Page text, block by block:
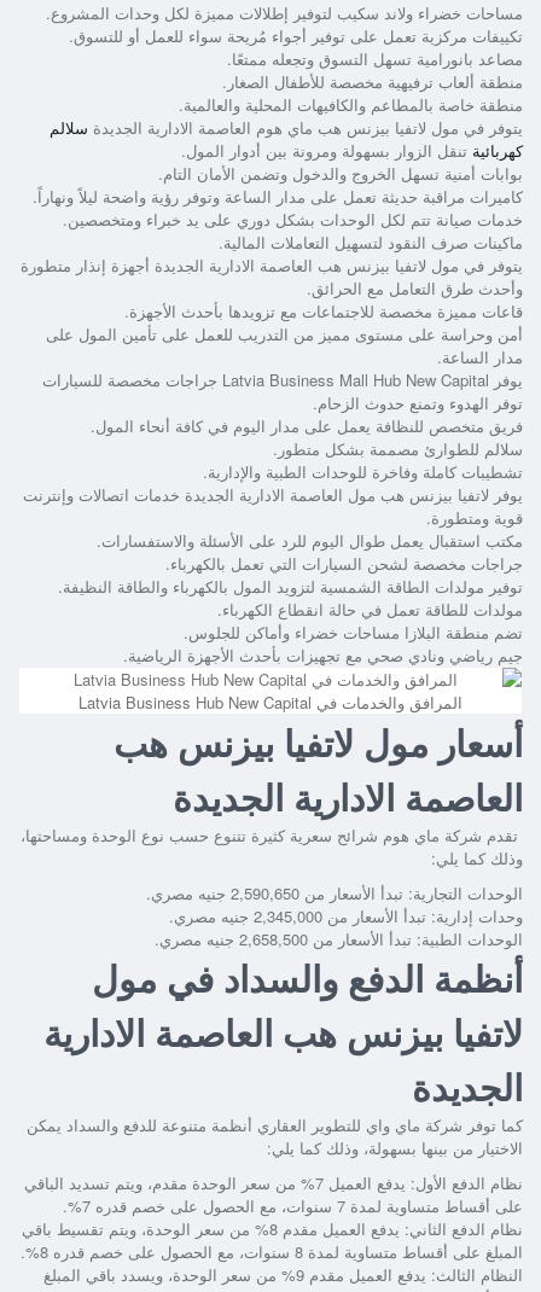
مساحات خضراء ولاند سكيب لتوفير إطلالات مميزة لكل وحدات المشروع.
تكييفات مركزية تعمل على توفير أجواء مُريحة سواء للعمل أو للتسوق.
مصاعد بانورامية تسهل التسوق وتجعله ممتعًا.
منطقة ألعاب ترفيهية مخصصة للأطفال الصغار.
منطقة خاصة بالمطاعم والكافيهات المحلية والعالمية.
يتوفر في مول لاتفيا بيزنس هب ماي هوم العاصمة الادارية الجديدة سلالم
كهربائية تنقل الزوار بسهولة ومرونة بين أدوار المول.
بوابات أمنية تسهل الخروج والدخول وتضمن الأمان التام.
كاميرات مراقبة حديثة تعمل على مدار الساعة وتوفر رؤية واضحة ليلاً ونهاراً.
خدمات صيانة تتم لكل الوحدات بشكل دوري على يد خبراء ومتخصصين.
ماكينات صرف النقود لتسهيل التعاملات المالية.
يتوفر في مول لاتفيا بيزنس هب العاصمة الادارية الجديدة أجهزة إنذار متطورة
وأحدث طرق التعامل مع الحرائق.
قاعات مميزة مخصصة للاجتماعات مع تزويدها بأحدث الأجهزة.
أمن وحراسة على مستوى مميز من التدريب للعمل على تأمين المول على
مدار الساعة.
يوفر Latvia Business Mall Hub New Capital جراجات مخصصة للسيارات
توفر الهدوء وتمنع حدوث الزحام.
فريق متخصص للنظافة يعمل على مدار اليوم في كافة أنحاء المول.
سلالم للطوارئ مصممة بشكل متطور.
تشطيبات كاملة وفاخرة للوحدات الطبية والإدارية.
يوفر لاتفيا بيزنس هب مول العاصمة الادارية الجديدة خدمات اتصالات وإنترنت
قوية ومتطورة.
مكتب استقبال يعمل طوال اليوم للرد على الأسئلة والاستفسارات.
جراجات مخصصة لشحن السيارات التي تعمل بالكهرباء.
توفير مولدات الطاقة الشمسية لتزويد المول بالكهرباء والطاقة النظيفة.
مولدات للطاقة تعمل في حالة انقطاع الكهرباء.
تضم منطقة البلازا مساحات خضراء وأماكن للجلوس.
جيم رياضي ونادي صحي مع تجهيزات بأحدث الأجهزة الرياضية.
المرافق والخدمات في Latvia Business Hub New Capital
أسعار مول لاتفيا بيزنس هب
العاصمة الادارية الجديدة
تقدم شركة ماي هوم شرائح سعرية كثيرة تتنوع حسب نوع الوحدة ومساحتها،
وذلك كما يلي:
الوحدات التجارية: تبدأ الأسعار من 2,590,650 جنيه مصري.
وحدات إدارية: تبدأ الأسعار من 2,345,000 جنيه مصري.
الوحدات الطبية: تبدأ الأسعار من 2,658,500 جنيه مصري.
أنظمة الدفع والسداد في مول
لاتفيا بيزنس هب العاصمة الادارية
الجديدة
كما توفر شركة ماي واي للتطوير العقاري أنظمة متنوعة للدفع والسداد يمكن
الاختيار من بينها بسهولة، وذلك كما يلي:
نظام الدفع الأول: يدفع العميل 7% من سعر الوحدة مقدم، ويتم تسديد الباقي
على أقساط متساوية لمدة 7 سنوات، مع الحصول على خصم قدره 7%.
نظام الدفع الثاني: يدفع العميل مقدم 8% من سعر الوحدة، ويتم تقسيط باقي
المبلغ على أقساط متساوية لمدة 8 سنوات، مع الحصول على خصم قدره 8%.
النظام الثالث: يدفع العميل مقدم 9% من سعر الوحدة، ويسدد باقي المبلغ